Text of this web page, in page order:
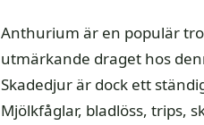
Anthurium är en populär
utmärkande draget hos
Skadedjur är dock ett
Mjölkfåglar, bladlöss, trips,